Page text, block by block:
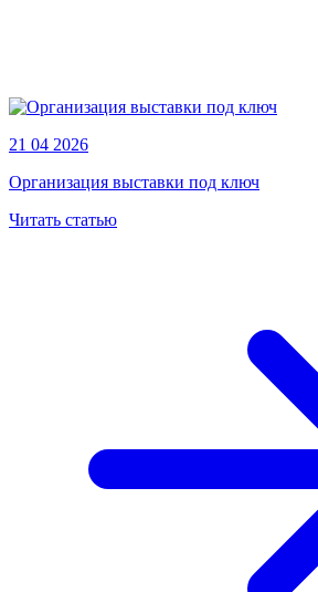
21 04 2026
Организация выставки под ключ
Читать статью